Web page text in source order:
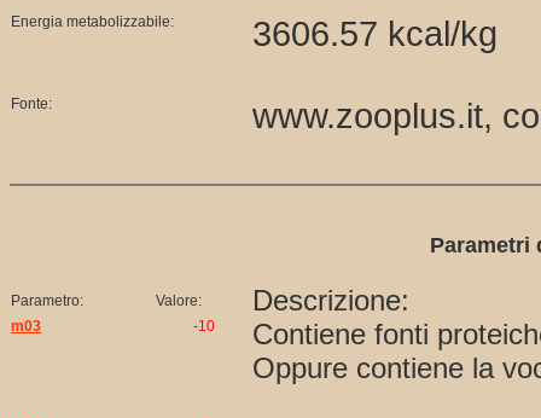
Energia metabolizzabile: 3606.57 kcal/kg
Fonte: www.zooplus.it,
Parametri
Parametro: Valore: Descrizione:
m03 -10
Contiene fonti
Oppure contiene la